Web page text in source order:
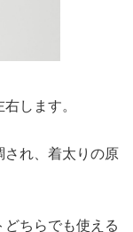
します。
れ、着太りの原
ちらでも使える